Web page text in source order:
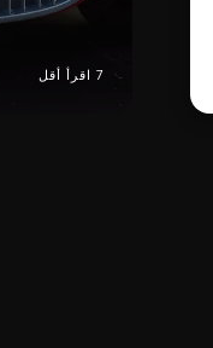
7 اقرأ أقل